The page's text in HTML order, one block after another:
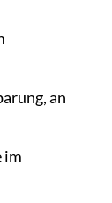
an
im